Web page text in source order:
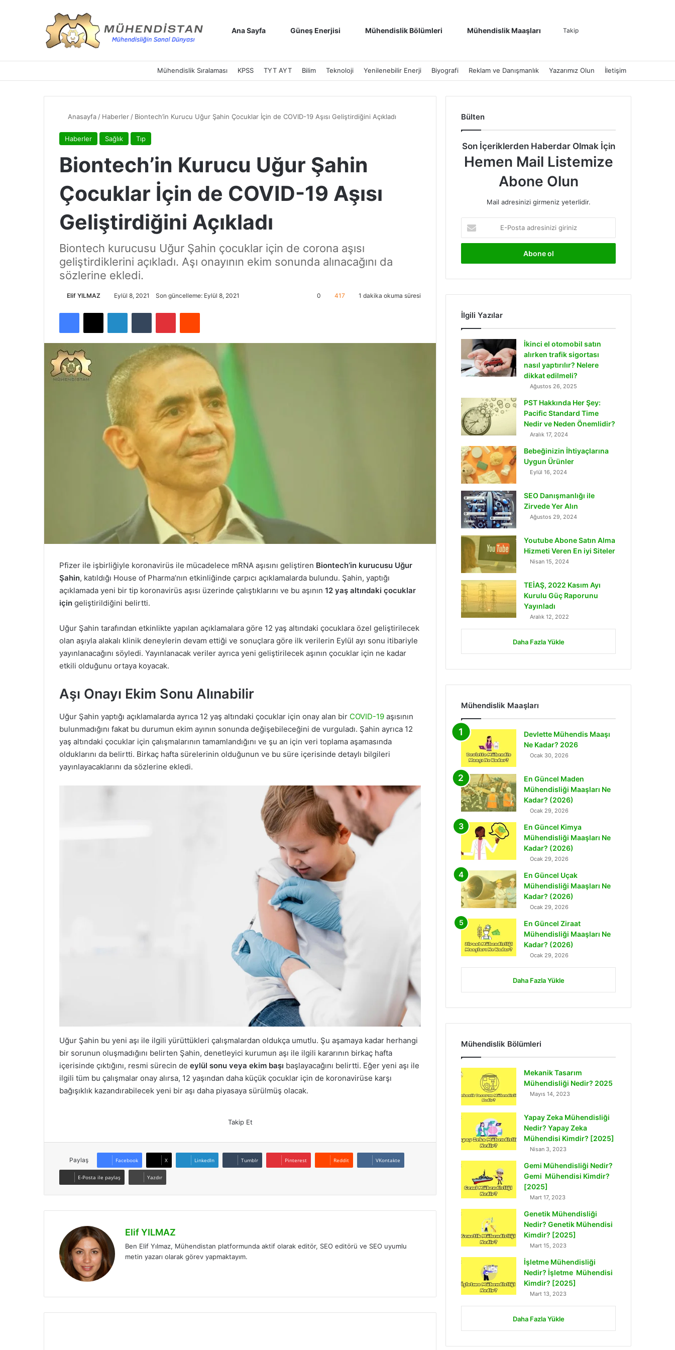
Ana Sayfa Güneş Enerjisi Mühendislik Bölümleri Mühendislik Maaşları Takip
Mühendislik Sıralaması KPSS TYT AYT Bilim Teknoloji Yenilenebilir Enerji Biyografi Reklam ve Danışmanlık Yazarımız Olun İletişim
Anasayfa / Haberler / Biontech’in Kurucu Uğur Şahin Çocuklar İçin de COVID-19 Aşısı Geliştirdiğini Açıkladı
Haberler Sağlık Tıp
Biontech’in Kurucu Uğur Şahin
Çocuklar İçin de COVID-19 Aşısı
Geliştirdiğini Açıkladı
Biontech kurucusu Uğur Şahin çocuklar için de corona aşısı
geliştirdiklerini açıkladı. Aşı onayının ekim sonunda alınacağını da
sözlerine ekledi.
Elif YILMAZ Eylül 8, 2021 Son güncelleme: Eylül 8, 2021 0 417 1 dakika okuma süresi
Facebook
X LinkedInTumblr PinterestReddit
Pfizer ile işbirliğiyle koronavirüs ile mücadelece mRNA aşısını geliştiren Biontech’in kurucusu Uğur
Şahin, katıldığı House of Pharma’nın etkinliğinde çarpıcı açıklamalarda bulundu. Şahin, yaptığı
açıklamada yeni bir tip koronavirüs aşısı üzerinde çalıştıklarını ve bu aşının 12 yaş altındaki çocuklar
için geliştirildiğini belirtti.
Uğur Şahin tarafından etkinlikte yapılan açıklamalara göre 12 yaş altındaki çocuklara özel geliştirilecek
olan aşıyla alakalı klinik deneylerin devam ettiği ve sonuçlara göre ilk verilerin Eylül ayı sonu itibariyle
yayınlanacağını söyledi. Yayınlanacak veriler ayrıca yeni geliştirilecek aşının çocuklar için ne kadar
etkili olduğunu ortaya koyacak.
Aşı Onayı Ekim Sonu Alınabilir
Uğur Şahin yaptığı açıklamalarda ayrıca 12 yaş altındaki çocuklar için onay alan bir COVID-19 aşısının
bulunmadığını fakat bu durumun ekim ayının sonunda değişebileceğini de vurguladı. Şahin ayrıca 12
yaş altındaki çocuklar için çalışmalarının tamamlandığını ve şu an için veri toplama aşamasında
olduklarını da belirtti. Birkaç hafta sürelerinin olduğunun ve bu süre içerisinde detaylı bilgileri
yayınlayacaklarını da sözlerine ekledi.
Uğur Şahin bu yeni aşı ile ilgili yürüttükleri çalışmalardan oldukça umutlu. Şu aşamaya kadar herhangi
bir sorunun oluşmadığını belirten Şahin, denetleyici kurumun aşı ile ilgili kararının birkaç hafta
içerisinde çıktığını, resmi sürecin de eylül sonu veya ekim başı başlayacağını belirtti. Eğer yeni aşı ile
ilgili tüm bu çalışmalar onay alırsa, 12 yaşından daha küçük çocuklar için de koronavirüse karşı
bağışıklık kazandırabilecek yeni bir aşı daha piyasaya sürülmüş olacak.
Takip Et
Paylaş Facebook X LinkedIn Tumblr Pinterest Reddit VKontakte
E-Posta ile paylaş Yazdır
Elif YILMAZ
Ben Elif Yılmaz, Mühendistan platformunda aktif olarak editör, SEO editörü ve SEO uyumlu
metin yazarı olarak görev yapmaktayım.
Bülten
Son İçeriklerden Haberdar Olmak İçin
Hemen Mail Listemize
Abone Olun
Mail adresinizi girmeniz yeterlidir.
Posta
adresinizi
İlgili Yazılar
İkinci el otomobil satın
alırken trafik sigortası
nasıl yaptırılır? Nelere
dikkat edilmeli?
Ağustos 26, 2025
PST Hakkında Her Şey:
Pacific Standard Time
Nedir ve Neden Önemlidir?
Aralık 17, 2024
Bebeğinizin İhtiyaçlarına
Uygun Ürünler
Eylül 16, 2024
SEO Danışmanlığı ile
Zirvede Yer Alın
Ağustos 29, 2024
Youtube Abone Satın Alma
Hizmeti Veren En iyi Siteler
Nisan 15, 2024
TEİAŞ, 2022 Kasım Ayı
Kurulu Güç Raporunu
Yayınladı
Aralık 12, 2022
Daha Fazla Yükle
Mühendislik Maaşları
Devlette Mühendis Maaşı
Ne Kadar? 2026
Ocak 30, 2026
En Güncel Maden
Mühendisliği Maaşları Ne
Kadar? (2026)
Ocak 29, 2026
En Güncel Kimya
Mühendisliği Maaşları Ne
Kadar? (2026)
Ocak 29, 2026
En Güncel Uçak
Mühendisliği Maaşları Ne
Kadar? (2026)
Ocak 29, 2026
En Güncel Ziraat
Mühendisliği Maaşları Ne
Kadar? (2026)
Ocak 29, 2026
Daha Fazla Yükle
Mühendislik Bölümleri
Mekanik Tasarım
Mühendisliği Nedir? 2025
Mayıs 14, 2023
Yapay Zeka Mühendisliği
Nedir? Yapay Zeka
Mühendisi Kimdir? [2025]
Nisan 3, 2023
Gemi Mühendisliği Nedir?
Gemi Mühendisi Kimdir?
[2025]
Mart 17, 2023
Genetik Mühendisliği
Nedir? Genetik Mühendisi
Kimdir? [2025]
Mart 15, 2023
İşletme Mühendisliği
Nedir? İşletme Mühendisi
Kimdir? [2025]
Mart 13, 2023
Daha Fazla Yükle